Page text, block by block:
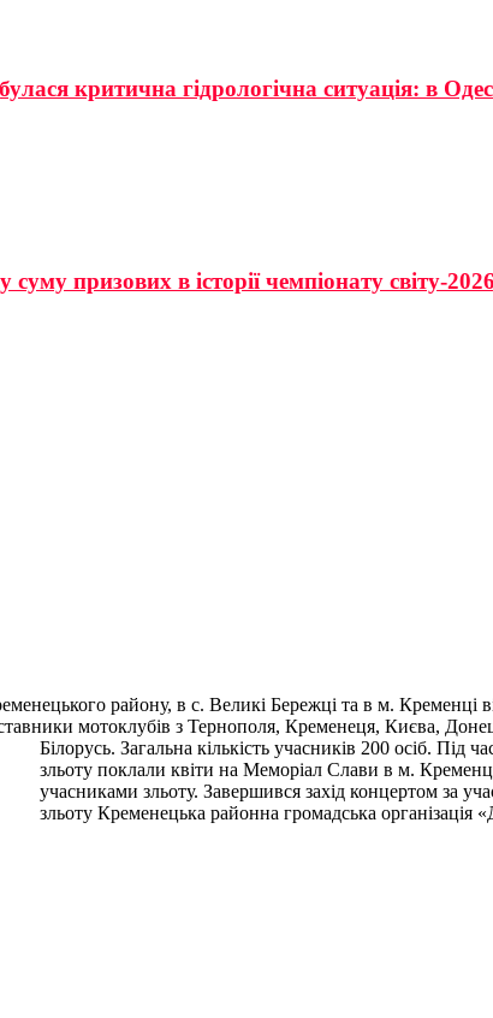
критична гідрологічна ситуація: в
суму призових в історії чемпіонату світу-
району, в с. Великі Бережці та в м.
мотоклубів з Тернополя, Кременеця, Києва,
Білорусь. Загальна кількість учасників 200 осіб. Під
зльоту поклали квіти на Меморіал Слави в м.
учасниками зльоту. Завершився захід концертом за
зльоту Кременецька районна громадська організація